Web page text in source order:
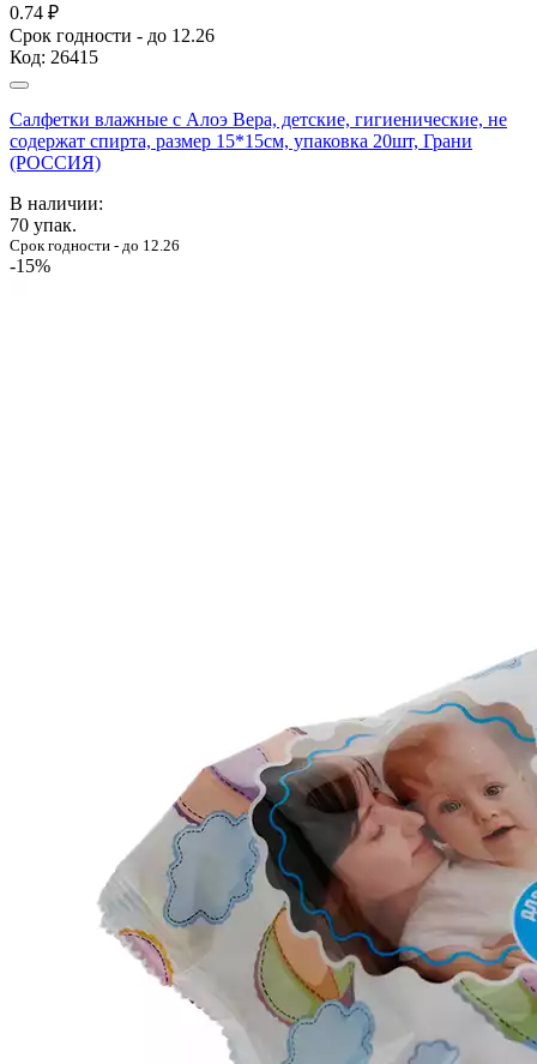
0.74 ₽
Срок годности - до 12.26
Код: 26415
Салфетки влажные с Алоэ Вера, детские, гигиенические, не
содержат спирта, размер 15*15см, упаковка 20шт, Грани
(РОССИЯ)
В наличии:
70 упак.
Срок годности - до 12.26
-15%